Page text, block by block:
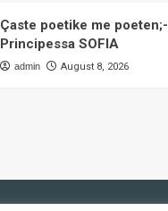
Çaste poetike me poeten;-
Principessa SOFIA
admin August 8, 2026